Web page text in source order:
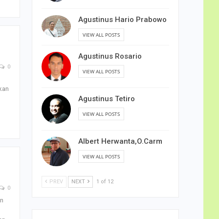
0
0
Agustinus Hario Prabowo
VIEW ALL POSTS
Agustinus Rosario
VIEW ALL POSTS
Agustinus Tetiro
VIEW ALL POSTS
Albert Herwanta,O.Carm
VIEW ALL POSTS
PREV NEXT 1 of 12